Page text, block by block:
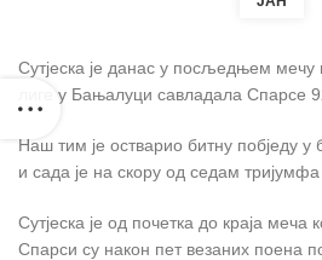
Сутјеска је данас у посљедњем
лиге у Бањалуци савладала Спарсе
Наш тим је остварио битну побједу
и сада је на скору од седам тријумфа
Сутјеска је од почетка до краја меча
Спарси су након пет везаних поена